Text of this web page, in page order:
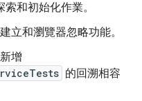
索和初始化作業。
建立和瀏覽器忽略功能。
增
的回溯相容